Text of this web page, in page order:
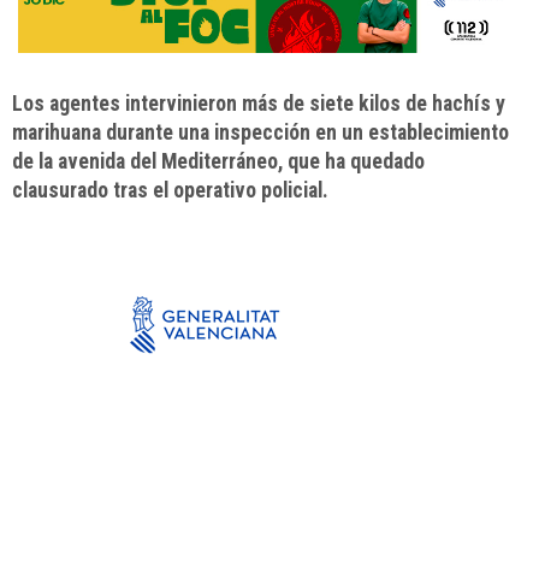
Los agentes intervinieron más de siete kilos de hachís y
marihuana durante una inspección en un establecimiento
de la avenida del Mediterráneo, que ha quedado
clausurado tras el operativo policial.